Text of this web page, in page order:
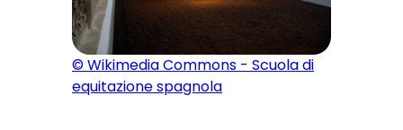
© Wikimedia Commons - Scuola di
equitazione spagnola